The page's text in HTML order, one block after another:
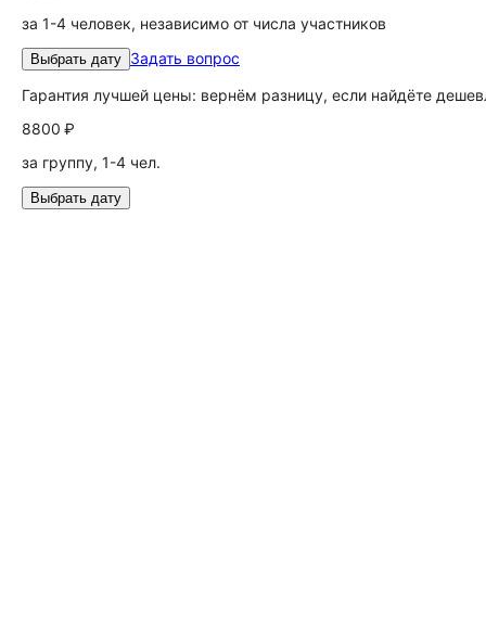
за 1-4 человек, независимо от числа участников
Выбрать дату Задать вопрос
Гарантия лучшей цены: вернём разницу, если найдёте
8800 ₽
за группу, 1-4 чел.
Выбрать дату